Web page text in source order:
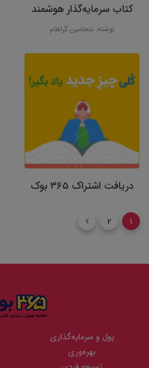
کتاب سرمایه‌گذار هوشمند
نوشته: بنجامین گراهام
دریافت اشتراک ۳۶۵ بوک
1
2
پول و سرمایه‌گذاری
بهره‌وری